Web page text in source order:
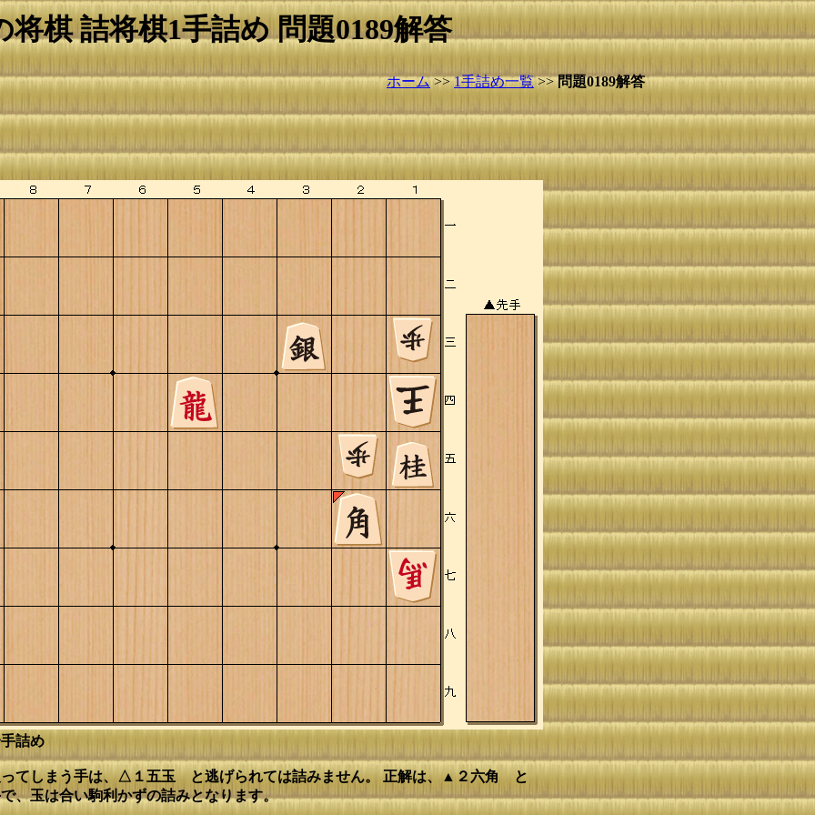
将棋 詰将棋1手詰め 問題0189解答
ホーム>>1手詰め一覧>>問題0189解答
詰め
てしまう手は、△１五玉 と逃げられては詰みません。 正解は、▲２六角 と
、玉は合い駒利かずの詰みとなります。